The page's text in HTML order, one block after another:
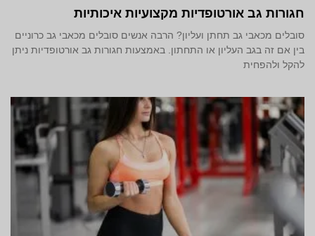
חגורות גב אורטופדיות מקצועיות איכותיות
סובלים מכאבי גב תחתן ועליון? הרבה אנשים סובלים מכאבי גב כרוניים
בין אם זה בגב העליון או התחתון. באמצעות חגורות גב אורטופדיות ניתן
להקל ולהפחית